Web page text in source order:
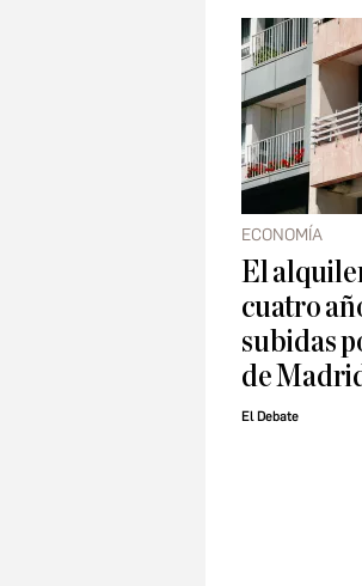
ECONOMÍA
El
cuatro
subidas
de
El Debate